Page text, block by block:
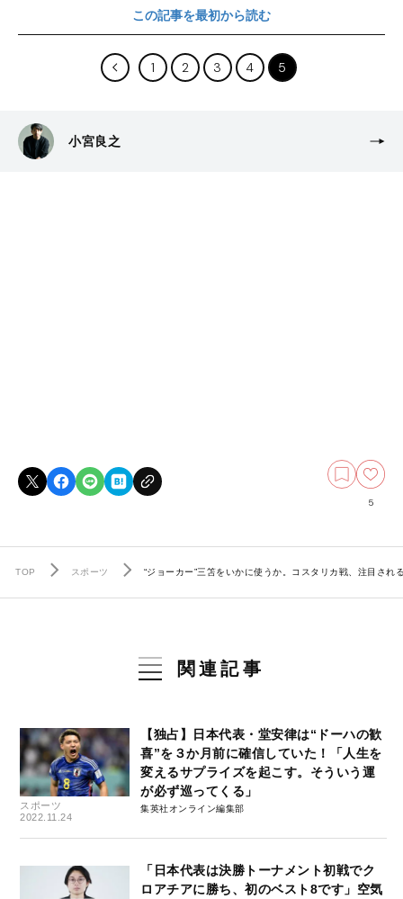
この記事を最初から読む
1 2 3 4 5
小宮良之
5
TOP スポーツ “ジョーカー”三笘をいかに使うか。コスタリカ戦、注目され
関連記事
スポーツ
2022.11.24
【独占】日本代表・堂安律は“ドーハの歓
喜”を３か月前に確信していた！「人生を
変えるサプライズを起こす。そういう運
が必ず巡ってくる」
集英社オンライン編集部
「日本代表は決勝トーナメント初戦でク
ロアチアに勝ち、初のベスト8です」空気